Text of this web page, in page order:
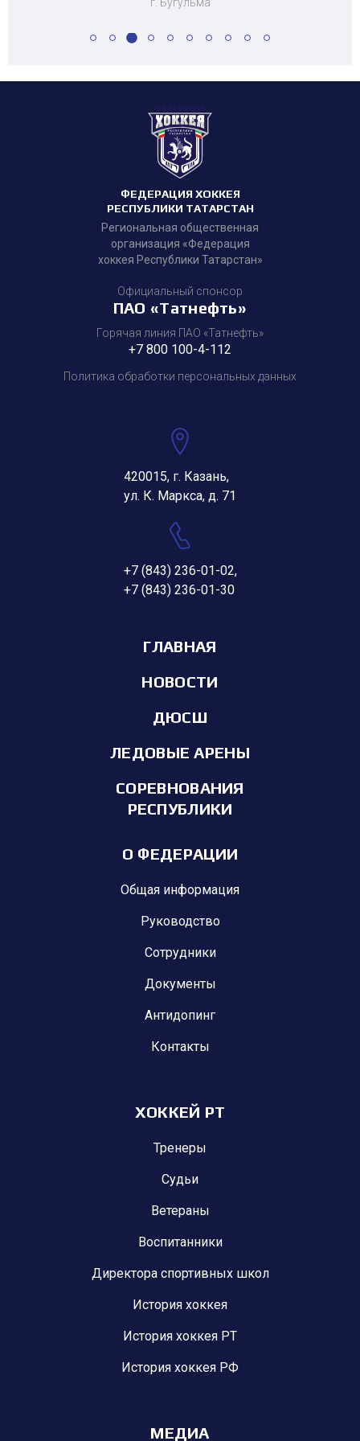
г. Бугульма
ФЕДЕРАЦИЯ ХОККЕЯ
РЕСПУБЛИКИ ТАТАРСТАН
Региональная общественная
организация «Федерация
хоккея Республики Татарстан»
Официальный спонсор
ПАО «Татнефть»
Горячая линия ПАО «Татнефть»
+7 800 100-4-112
Политика обработки персональных данных
420015, г. Казань,
ул. К. Маркса, д. 71
+7 (843) 236-01-02,
+7 (843) 236-01-30
ГЛАВНАЯ
НОВОСТИ
ДЮСШ
ЛЕДОВЫЕ АРЕНЫ
СОРЕВНОВАНИЯ
РЕСПУБЛИКИ
О ФЕДЕРАЦИИ
Общая информация
Руководство
Сотрудники
Документы
Антидопинг
Контакты
ХОККЕЙ РТ
Тренеры
Судьи
Ветераны
Воспитанники
Директора спортивных школ
История хоккея
История хоккея РТ
История хоккея РФ
МЕДИА